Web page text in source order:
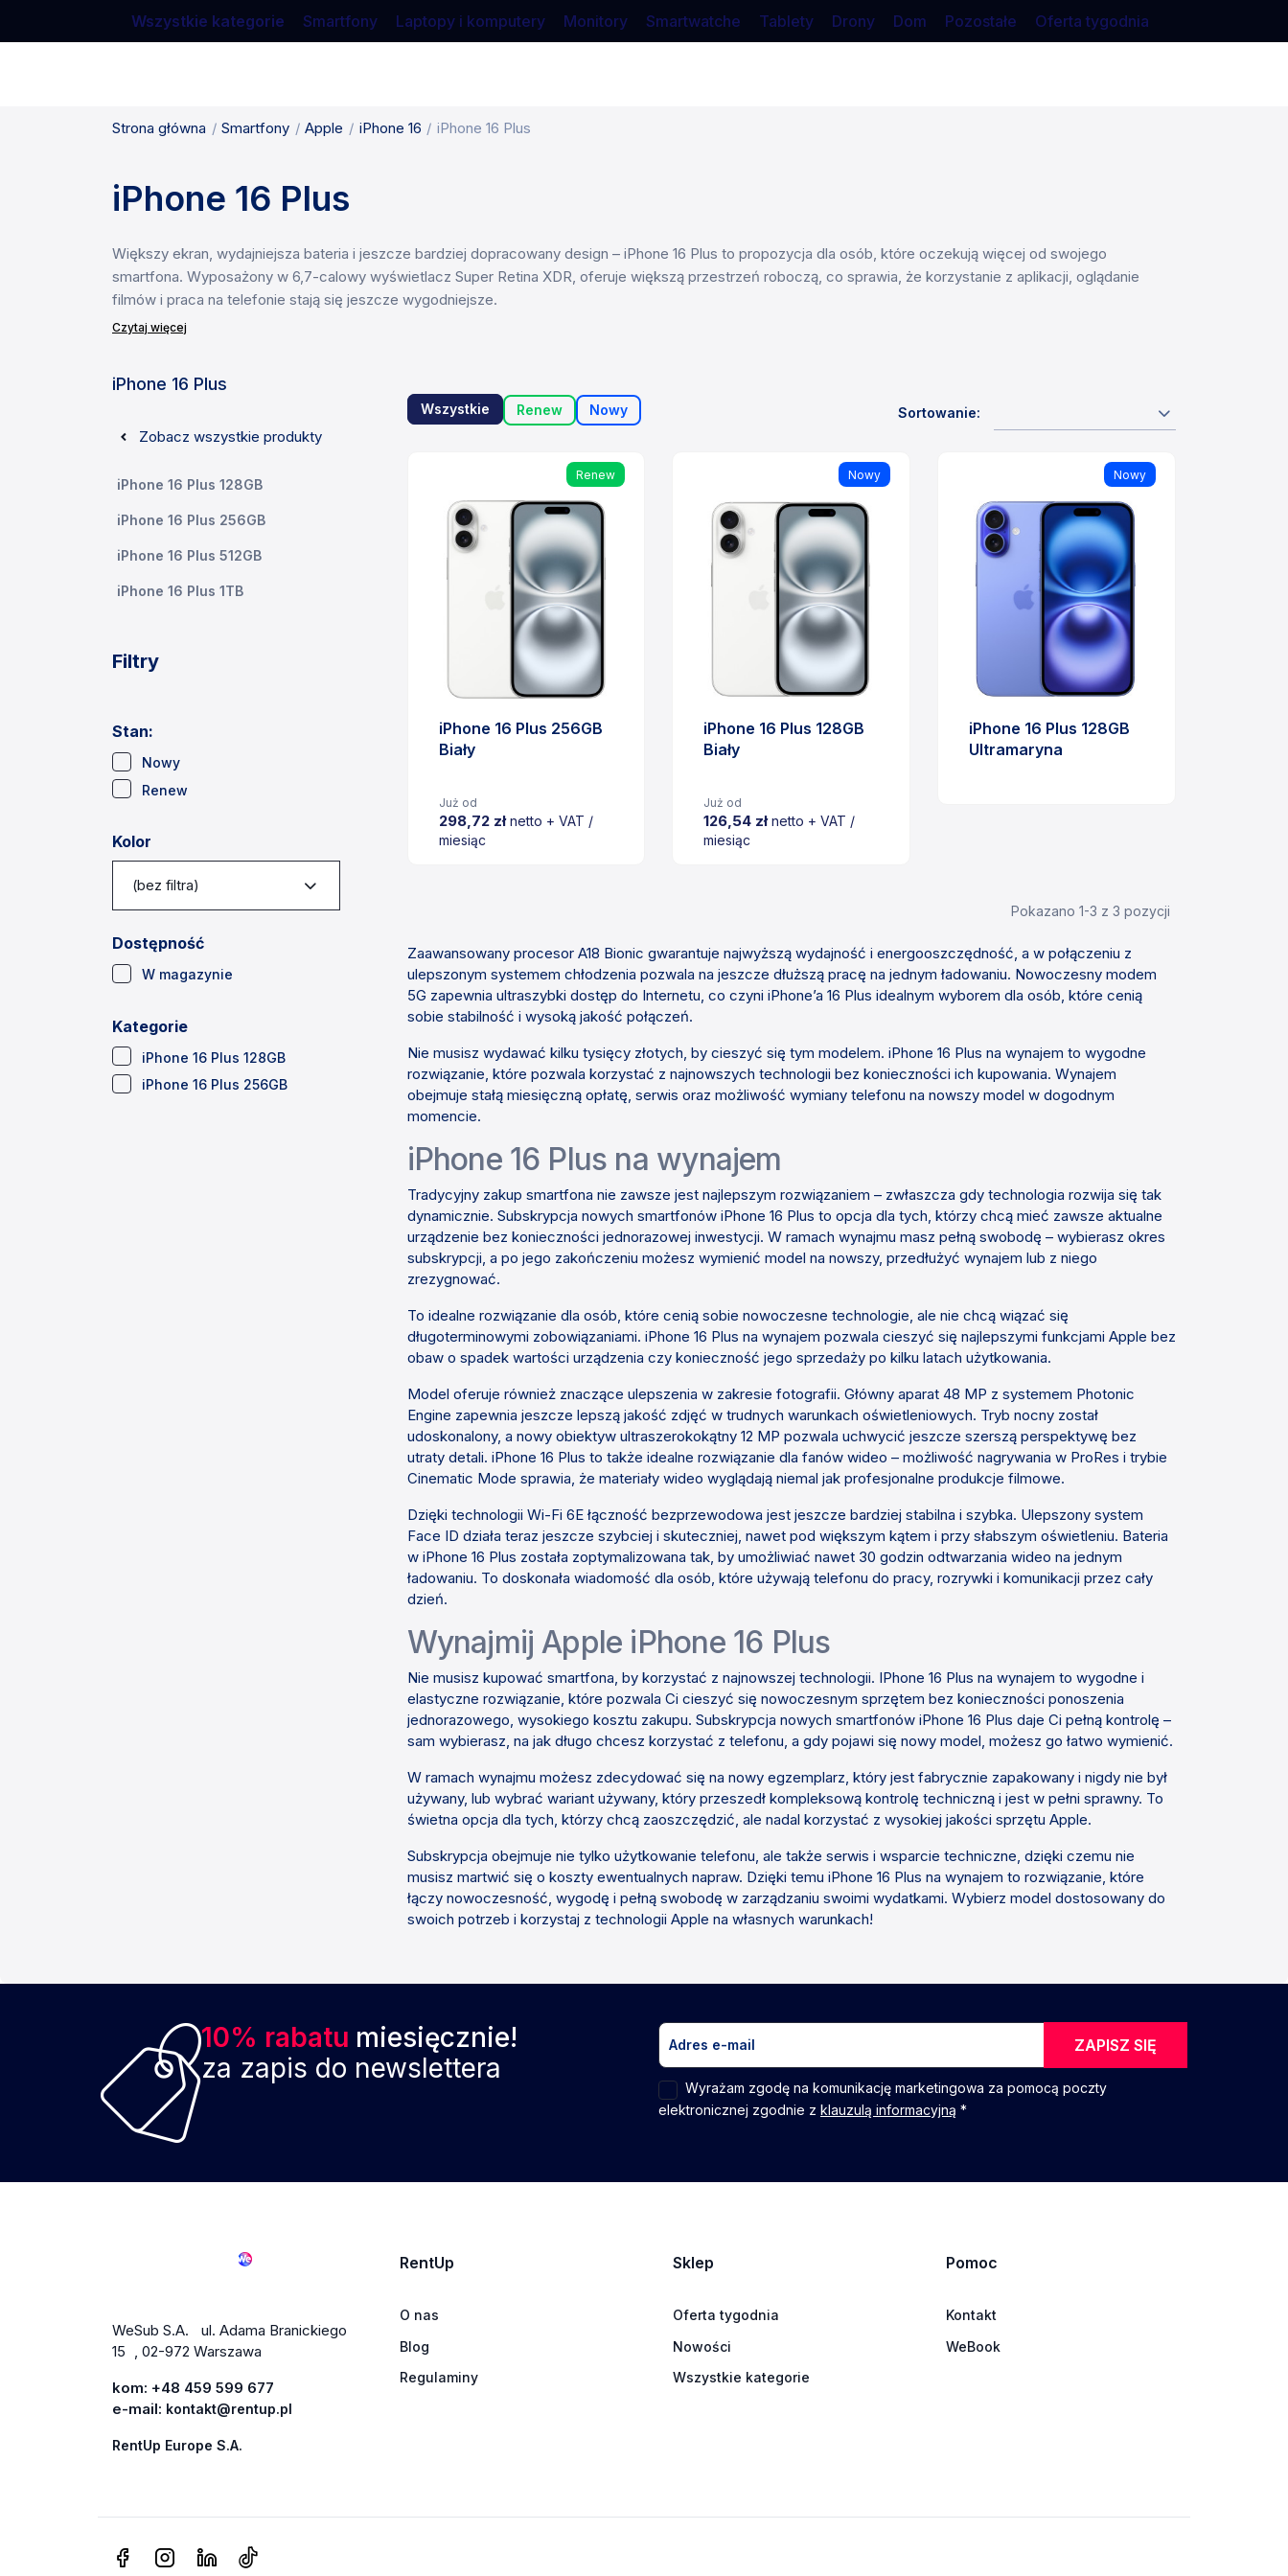
Wszystkie kategorie Smartfony Laptopy i komputery Monitory Smartwatche Tablety Drony Dom Pozostałe Oferta tygodnia
Strona główna Smartfony Apple iPhone 16 iPhone 16 Plus
iPhone 16 Plus
Większy ekran, wydajniejsza bateria i jeszcze bardziej dopracowany design – iPhone 16 Plus to propozycja dla osób, które oczekują więcej od swojego
smartfona. Wyposażony w 6,7-calowy wyświetlacz Super Retina XDR, oferuje większą przestrzeń roboczą, co sprawia, że korzystanie z aplikacji, oglądanie
filmów i praca na telefonie stają się jeszcze wygodniejsze.
Czytaj więcej
iPhone 16 Plus
Zobacz wszystkie produkty
iPhone 16 Plus 128GB
iPhone 16 Plus 256GB
iPhone 16 Plus 512GB
iPhone 16 Plus 1TB
Filtry
Stan:
Nowy
Renew
Kolor
(bez filtra)
Dostępność
W magazynie
Kategorie
iPhone 16 Plus 128GB
iPhone 16 Plus 256GB
Wszystkie Renew Nowy Sortowanie:
Renew
iPhone 16 Plus 256GB
Biały
Już od
298,72 złnetto + VAT /
miesiąc
Nowy
iPhone 16 Plus 128GB
Biały
Już od
126,54 złnetto + VAT /
miesiąc
Nowy
iPhone 16 Plus 128GB
Ultramaryna
Pokazano 1-3 z 3 pozycji
Zaawansowany procesor A18 Bionic gwarantuje najwyższą wydajność i energooszczędność, a w połączeniu z
ulepszonym systemem chłodzenia pozwala na jeszcze dłuższą pracę na jednym ładowaniu. Nowoczesny modem
5G zapewnia ultraszybki dostęp do Internetu, co czyni iPhone’a 16 Plus idealnym wyborem dla osób, które cenią
sobie stabilność i wysoką jakość połączeń.
Nie musisz wydawać kilku tysięcy złotych, by cieszyć się tym modelem. iPhone 16 Plus na wynajem to wygodne
rozwiązanie, które pozwala korzystać z najnowszych technologii bez konieczności ich kupowania. Wynajem
obejmuje stałą miesięczną opłatę, serwis oraz możliwość wymiany telefonu na nowszy model w dogodnym
momencie.
iPhone 16 Plus na wynajem
Tradycyjny zakup smartfona nie zawsze jest najlepszym rozwiązaniem – zwłaszcza gdy technologia rozwija się tak
dynamicznie. Subskrypcja nowych smartfonów iPhone 16 Plus to opcja dla tych, którzy chcą mieć zawsze aktualne
urządzenie bez konieczności jednorazowej inwestycji. W ramach wynajmu masz pełną swobodę – wybierasz okres
subskrypcji, a po jego zakończeniu możesz wymienić model na nowszy, przedłużyć wynajem lub z niego
zrezygnować.
To idealne rozwiązanie dla osób, które cenią sobie nowoczesne technologie, ale nie chcą wiązać się
długoterminowymi zobowiązaniami. iPhone 16 Plus na wynajem pozwala cieszyć się najlepszymi funkcjami Apple bez
obaw o spadek wartości urządzenia czy konieczność jego sprzedaży po kilku latach użytkowania.
Model oferuje również znaczące ulepszenia w zakresie fotografii. Główny aparat 48 MP z systemem Photonic
Engine zapewnia jeszcze lepszą jakość zdjęć w trudnych warunkach oświetleniowych. Tryb nocny został
udoskonalony, a nowy obiektyw ultraszerokokątny 12 MP pozwala uchwycić jeszcze szerszą perspektywę bez
utraty detali. iPhone 16 Plus to także idealne rozwiązanie dla fanów wideo – możliwość nagrywania w ProRes i trybie
Cinematic Mode sprawia, że materiały wideo wyglądają niemal jak profesjonalne produkcje filmowe.
Dzięki technologii Wi-Fi 6E łączność bezprzewodowa jest jeszcze bardziej stabilna i szybka. Ulepszony system
Face ID działa teraz jeszcze szybciej i skuteczniej, nawet pod większym kątem i przy słabszym oświetleniu. Bateria
w iPhone 16 Plus została zoptymalizowana tak, by umożliwiać nawet 30 godzin odtwarzania wideo na jednym
ładowaniu. To doskonała wiadomość dla osób, które używają telefonu do pracy, rozrywki i komunikacji przez cały
dzień.
Wynajmij Apple iPhone 16 Plus
Nie musisz kupować smartfona, by korzystać z najnowszej technologii. IPhone 16 Plus na wynajem to wygodne i
elastyczne rozwiązanie, które pozwala Ci cieszyć się nowoczesnym sprzętem bez konieczności ponoszenia
jednorazowego, wysokiego kosztu zakupu. Subskrypcja nowych smartfonów iPhone 16 Plus daje Ci pełną kontrolę –
sam wybierasz, na jak długo chcesz korzystać z telefonu, a gdy pojawi się nowy model, możesz go łatwo wymienić.
W ramach wynajmu możesz zdecydować się na nowy egzemplarz, który jest fabrycznie zapakowany i nigdy nie był
używany, lub wybrać wariant używany, który przeszedł kompleksową kontrolę techniczną i jest w pełni sprawny. To
świetna opcja dla tych, którzy chcą zaoszczędzić, ale nadal korzystać z wysokiej jakości sprzętu Apple.
Subskrypcja obejmuje nie tylko użytkowanie telefonu, ale także serwis i wsparcie techniczne, dzięki czemu nie
musisz martwić się o koszty ewentualnych napraw. Dzięki temu iPhone 16 Plus na wynajem to rozwiązanie, które
łączy nowoczesność, wygodę i pełną swobodę w zarządzaniu swoimi wydatkami. Wybierz model dostosowany do
swoich potrzeb i korzystaj z technologii Apple na własnych warunkach!
10% rabatu miesięcznie!
za zapis do newslettera
ZAPISZ SIĘ
Wyrażam zgodę na komunikację marketingowa za pomocą poczty
elektronicznej zgodnie z klauzulą informacyjną *
WeSub S.A. ul. Adama Branickiego
15 , 02-972 Warszawa
kom: +48 459 599 677
e-mail: kontakt@rentup.pl
RentUp Europe S.A.
RentUp
O nas
Blog
Regulaminy
Sklep
Oferta tygodnia
Nowości
Wszystkie kategorie
Pomoc
Kontakt
WeBook